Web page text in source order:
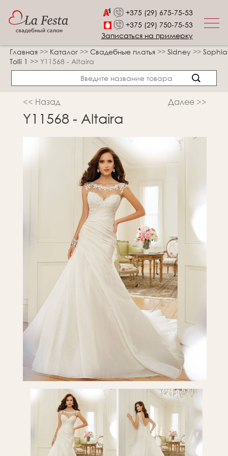
+375 (29) 675-75-53
+375 (29) 750-75-53
Записаться на примерку
Главная >> Каталог >> Свадебные платья >> Sidney >> Sophia
Tolli 1 >> Y11568 - Altaira
<< Назад Далее >>
Y11568 - Altaira